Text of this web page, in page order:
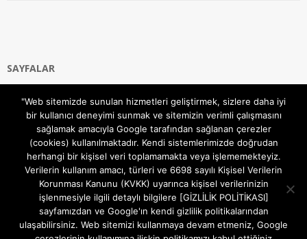
SAYFALAR
Gizlilik ve Çerezler (Cookies) Politikası
Hakkımızda
İletişim Kanalları
MODEM KURULUM
TEKNİK DESTEK
TELEVİZYON SİSTEMLERİ
"Web sitemizde sunulan hizmetleri geliştirmek, sizlere daha iyi
bir kullanıcı deneyimi sunmak ve sitemizin verimli çalışmasını
sağlamak amacıyla Google tarafından sağlanan çerezler
(cookies) kullanılmaktadır. Kendi sistemlerimizde doğrudan
herhangi bir kişisel veri toplamamakta veya işlememekteyiz.
Verilerin kullanım amacı, türleri ve 6698 sayılı Kişisel Verilerin
Korunması Kanunu (KVKK) uyarınca kişisel verilerinizin
işlenmesiyle ilgili detaylı bilgilere [GİZLİLİK POLİTİKASI]
sayfamızdan ve Google'ın kendi gizlilik politikalarından
ulaşabilirsiniz. Web sitemizi kullanmaya devam etmeniz, Google